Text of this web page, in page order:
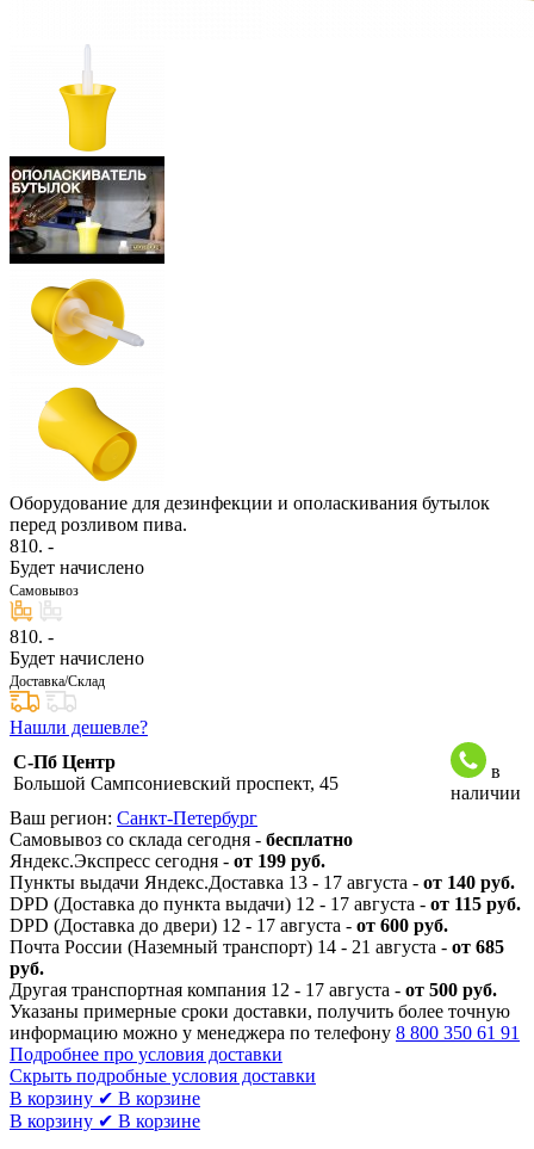
Оборудование для дезинфекции и ополаскивания бутылок
перед розливом пива.
810. -
Будет начислено
Самовывоз
810. -
Будет начислено
Доставка/Склад
Нашли дешевле?
С-Пб Центр
Большой Сампсониевский проспект, 45
в
наличии
Ваш регион: Санкт-Петербург
Самовывоз со склада сегодня - бесплатно
Яндекс.Экспресс сегодня - от 199 руб.
Пункты выдачи Яндекс.Доставка 13 - 17 августа - от 140 руб.
DPD (Доставка до пункта выдачи) 12 - 17 августа - от 115 руб.
DPD (Доставка до двери) 12 - 17 августа - от 600 руб.
Почта России (Наземный транспорт) 14 - 21 августа - от 685
руб.
Другая транспортная компания 12 - 17 августа - от 500 руб.
Указаны примерные сроки доставки, получить более точную
информацию можно у менеджера по телефону 8 800 350 61 91
Подробнее про условия доставки
Скрыть подробные условия доставки
В корзину ✔ В корзине
В корзину ✔ В корзине